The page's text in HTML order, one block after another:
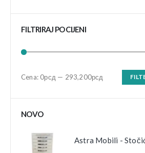
FILTRIRAJ PO CIJENI
Minimalna
cena
Maksimalna
cena
Cena: 0рсд — 293,200рсд
NOVO